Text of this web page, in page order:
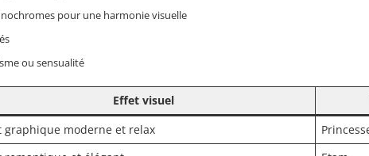
pour une harmonie visuelle
ou sensualité
Effet visuel
graphique moderne et relax